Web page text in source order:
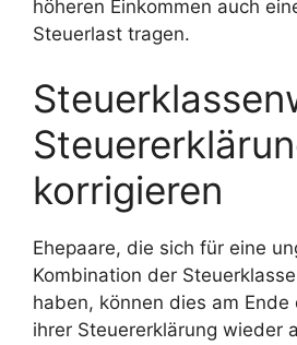
höheren Einkommen auch
Steuerlast tragen.
korrigieren
Ehepaare, die sich für eine
Kombination der
haben, können dies am
ihrer Steuererklärung wieder